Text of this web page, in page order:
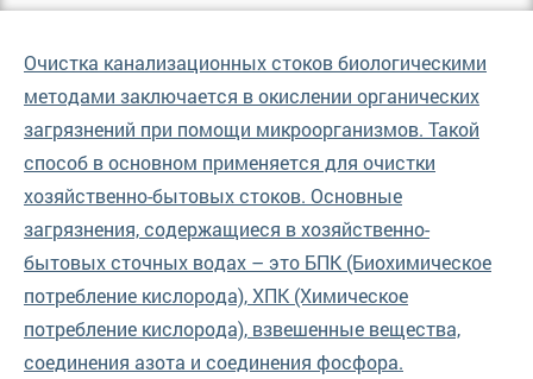
Очистка канализационных стоков биологическими
методами заключается в окислении органических
загрязнений при помощи микроорганизмов. Такой
способ в основном применяется для очистки
хозяйственно-бытовых стоков. Основные
загрязнения, содержащиеся в хозяйственно-
бытовых сточных водах – это БПК (Биохимическое
потребление кислорода), ХПК (Химическое
потребление кислорода), взвешенные вещества,
соединения азота и соединения фосфора.